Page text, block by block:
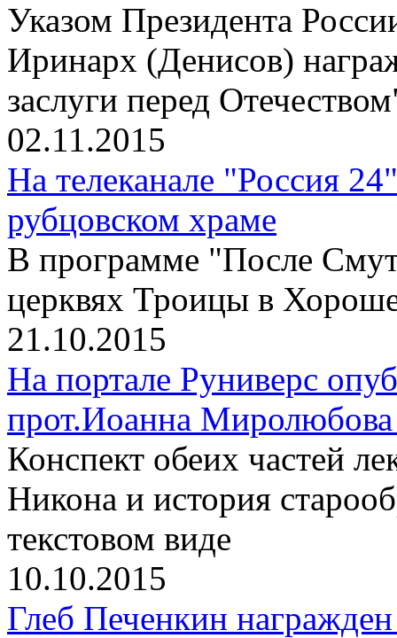
Указом Президента
Иринарх (Денисов)
заслуги перед
02.11.2015
На телеканале "Россия
рубцовском храме
В программе "После
церквях Троицы в
21.10.2015
На портале Руниверс
прот.Иоанна Миролюбова
Конспект обеих частей
Никона и история
текстовом виде
10.10.2015
Глеб Печенкин